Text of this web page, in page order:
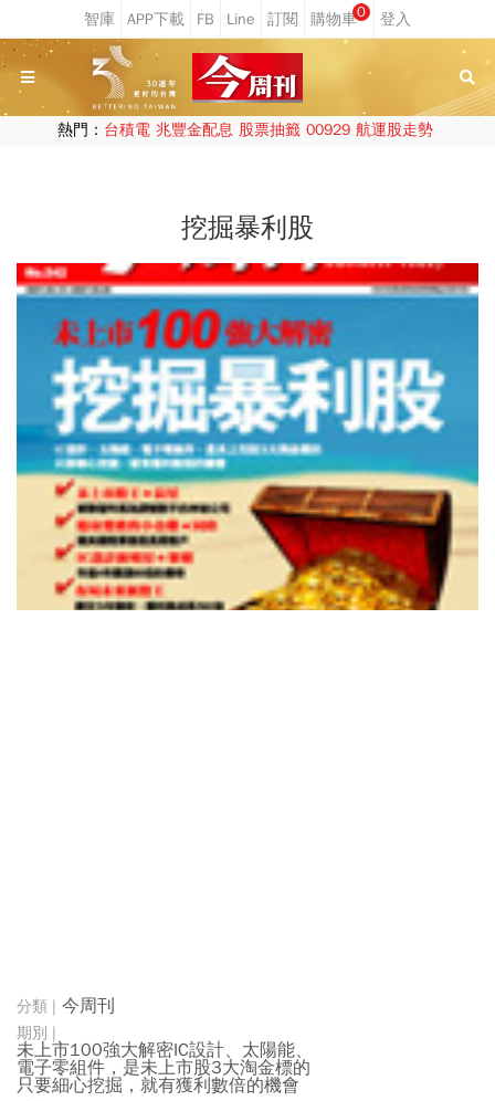
0
熱門： 台積電 兆豐金配息 股票抽籤 00929 航運股走勢
挖掘暴利股
今周刊
未上市100強大解密IC設計、太陽能、
電子零組件，是未上市股3大淘金標的
只要細心挖掘，就有獲利數倍的機會